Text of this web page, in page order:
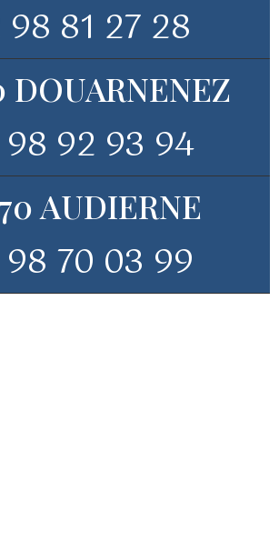
81 27 28
DOUARNENEZ
92 93 94
AUDIERNE
70 03 99